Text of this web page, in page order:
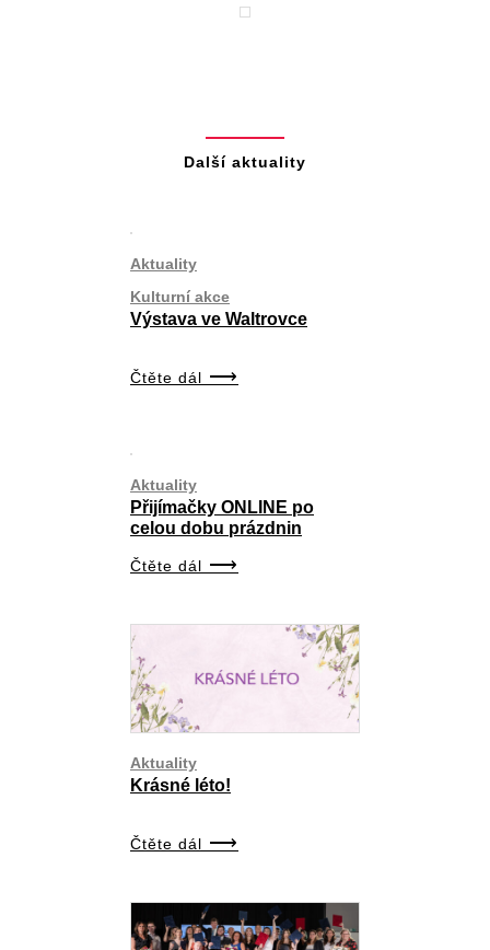
Další aktuality
Aktuality
Kulturní akce
Výstava ve Waltrovce
Čtěte dál
Aktuality
Přijímačky ONLINE po
celou dobu prázdnin
Čtěte dál
Aktuality
Krásné léto!
Čtěte dál